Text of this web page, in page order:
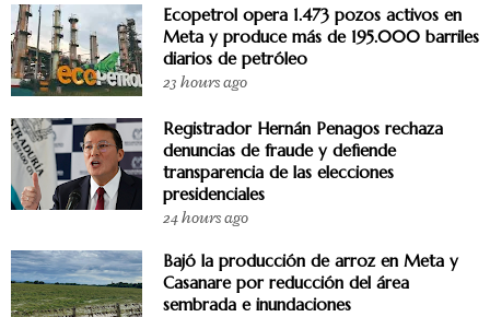
Ecopetrol opera 1.473 pozos activos en
Meta y produce más de 195.000 barriles
diarios de petróleo
23 hours ago
Registrador Hernán Penagos rechaza
denuncias de fraude y defiende
transparencia de las elecciones
presidenciales
24 hours ago
Bajó la producción de arroz en Meta y
Casanare por reducción del área
sembrada e inundaciones